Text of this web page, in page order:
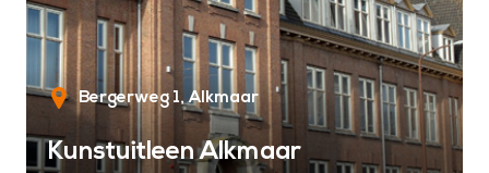
Bergerweg 1 Alkmaar
Kunstuitleen Alkmaar